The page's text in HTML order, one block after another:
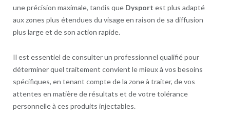
une précision maximale, tandis que Dysport est plus adapté
aux zones plus étendues du visage en raison de sa diffusion
plus large et de son action rapide.
Il est essentiel de consulter un professionnel qualifié pour
déterminer quel traitement convient le mieux à vos besoins
spécifiques, en tenant compte de la zone à traiter, de vos
attentes en matière de résultats et de votre tolérance
personnelle à ces produits injectables.